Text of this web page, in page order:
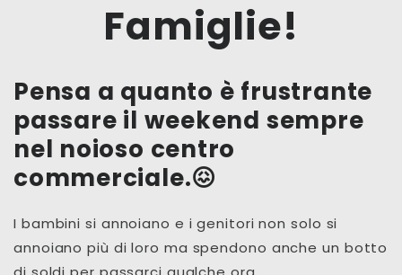
Famiglie!
Pensa a quanto è frustrante
passare il weekend sempre
nel noioso centro
commerciale.😖
I bambini si annoiano e i genitori non solo si
annoiano più di loro ma spendono anche un botto